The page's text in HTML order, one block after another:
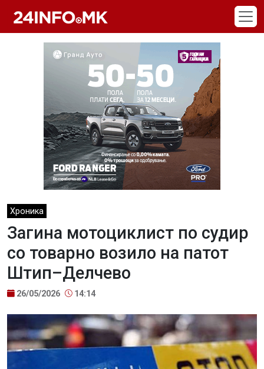
Хроника
Загина мотоциклист по судир
со товарно возило на патот
Штип–Делчево
26/05/2026 14:14